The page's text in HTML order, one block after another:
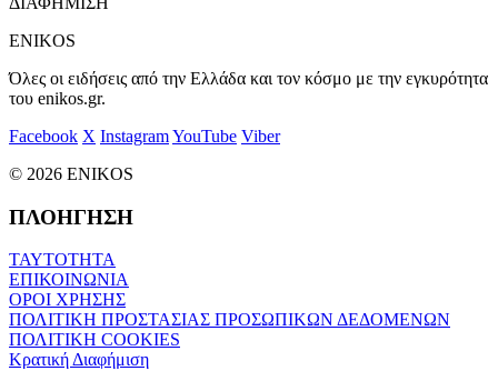
ENIKOS
Όλες οι ειδήσεις από την Ελλάδα και τον κόσμο με την εγκυρότητα
του enikos.gr.
Facebook X InstagramYouTube Viber
© 2026 ENIKOS
ΠΛΟΗΓΗΣΗ
ΤΑΥΤΟΤΗΤΑ
ΕΠΙΚΟΙΝΩΝΙΑ
ΟΡΟΙ ΧΡΗΣΗΣ
ΠΟΛΙΤΙΚΗ ΠΡΟΣΤΑΣΙΑΣ ΠΡΟΣΩΠΙΚΩΝ ΔΕΔΟΜΕΝΩΝ
ΠΟΛΙΤΙΚΗ COOKIES
Κρατική Διαφήμιση